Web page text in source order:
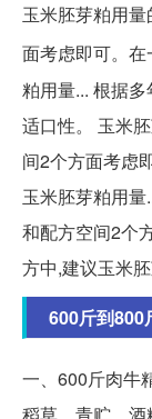
玉米胚芽粕用
面考虑即可。
粕用量... 根据
适口性。 玉米
间2个方面考虑
玉米胚芽粕用
和配方空间2个
方中,建议玉米
600斤到800
一、600斤肉牛